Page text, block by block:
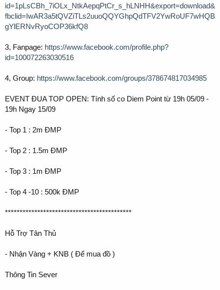
id=1pLsCBh_7iOLx_NtkAepqPtCr_s_hLNHH&export=download&
fbclid=IwAR3a5tQVZiTLs2uuoQQYGhpQdTFV2YwRoUF7wHQB
gYlERNvRyoCOP36kfQ8
3, Fanpage: https://www.facebook.com/profile.php?
id=100072263030516
4, Group: https://www.facebook.com/groups/378674817034985
EVENT ĐUA TOP OPEN: Tính số co Diem Point từ 19h 05/09 -
19h Ngay 15/09
- Top 1 : 2m ĐMP
- Top 2 : 1.5m ĐMP
- Top 3 : 1m ĐMP
- Top 4 -10 : 500k ĐMP
*******************************************
Hỗ Trợ Tân Thủ
- Nhận Vàng + KNB ( Để mua đồ )
Thông Tin Sever